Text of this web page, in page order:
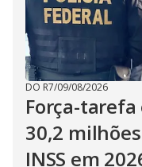
DO R7/09/08/2026
Força-
30,2
INSS em